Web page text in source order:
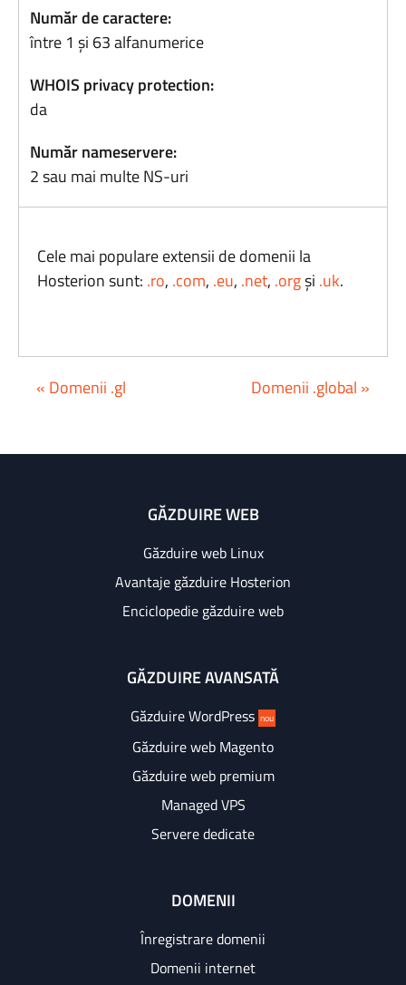
Număr de caractere:
între 1 și 63 alfanumerice
WHOIS privacy protection:
da
Număr nameservere:
2 sau mai multe NS-uri
Cele mai populare extensii de domenii la
Hosterion sunt: .ro, .com, .eu, .net, .orgși .uk.
« Domenii .gl Domenii .global »
GĂZDUIRE WEB
Găzduire web Linux
Avantaje găzduire Hosterion
Enciclopedie găzduire web
GĂZDUIRE AVANSATĂ
Găzduire WordPress nou
Găzduire web Magento
Găzduire web premium
Managed VPS
Servere dedicate
DOMENII
Înregistrare domenii
Domenii internet